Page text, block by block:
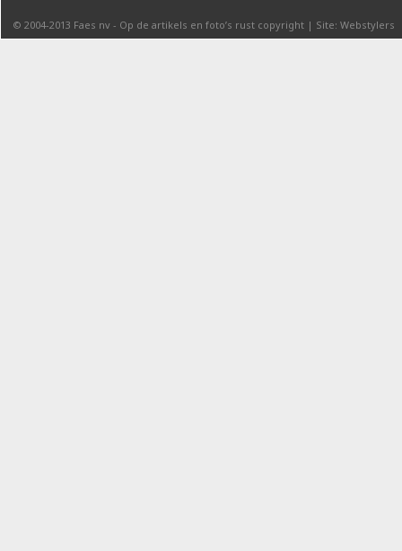
© 2004-2013 Faes nv - Op de artikels en foto’s rust copyright | Site: Webstylers